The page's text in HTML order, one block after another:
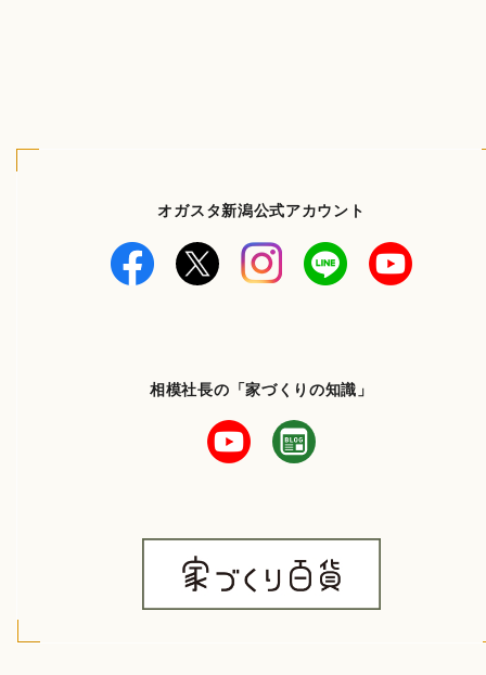
オガスタ新潟公式アカウント
相模社長の「家づくりの知識」